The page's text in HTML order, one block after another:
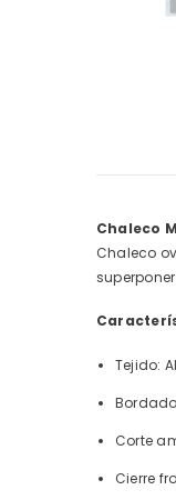
Chaleco
Chaleco
Tejido:
Corte
Cierre